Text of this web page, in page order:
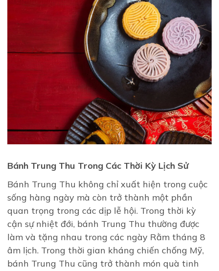
Bánh Trung Thu Trong Các Thời Kỳ Lịch Sử
Bánh Trung Thu không chỉ xuất hiện trong cuộc
sống hàng ngày mà còn trở thành một phần
quan trọng trong các dịp lễ hội. Trong thời kỳ
cận sự nhiệt đới, bánh Trung Thu thường được
làm và tặng nhau trong các ngày Rằm tháng 8
âm lịch. Trong thời gian kháng chiến chống Mỹ,
bánh Trung Thu cũng trở thành món quà tinh